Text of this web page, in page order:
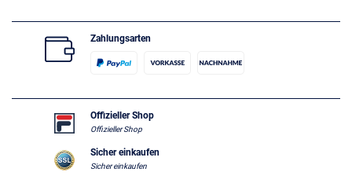
Zahlungsarten
Offizieller Shop
Offizieller Shop
Sicher einkaufen
Sicher einkaufen